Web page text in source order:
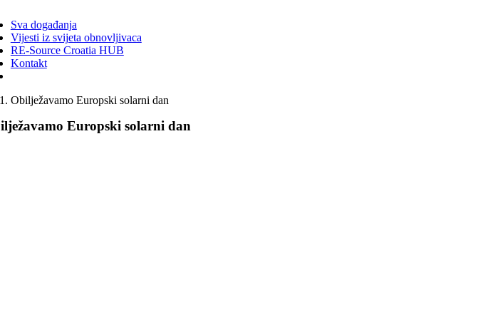
Sva događanja
Vijesti iz svijeta obnovljivaca
RE-Source Croatia HUB
Kontakt
Obilježavamo Europski solarni dan
Europski solarni dan